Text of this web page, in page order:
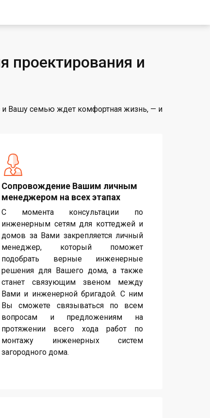
проектирования и
и Вашу семью ждет комфортная жизнь, — и
Сопровождение Вашим личным
менеджером на всех этапах
С момента консультации по
инженерным сетям для коттеджей и
домов за Вами закрепляется личный
менеджер, который поможет
подобрать верные инженерные
решения для Вашего дома, а также
станет связующим звеном между
Вами и инженерной бригадой. С ним
Вы сможете связываться по всем
вопросам и предложениям на
протяжении всего хода работ по
монтажу инженерных систем
загородного дома.